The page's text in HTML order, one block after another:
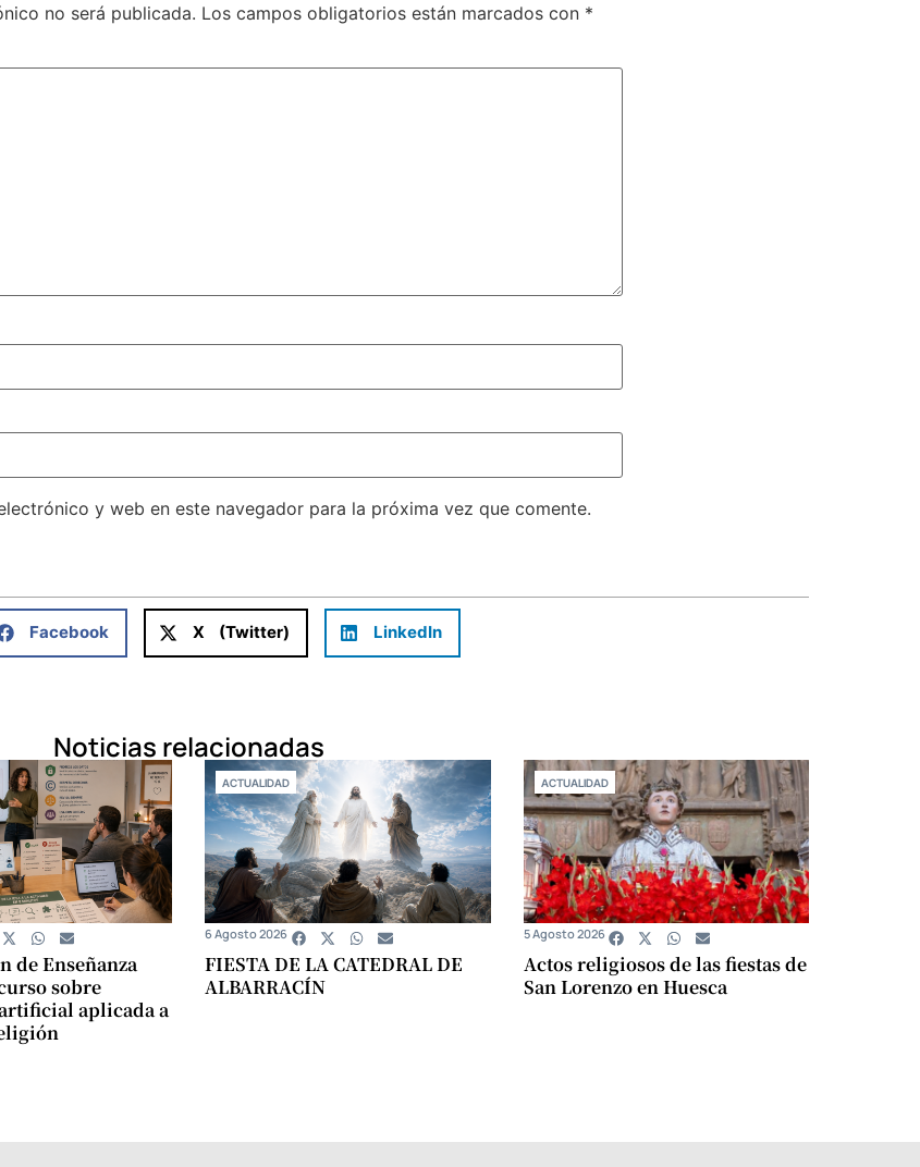
no será publicada. Los campos obligatorios están marcados con *
y web en este navegador para la próxima vez que comente.
Facebook X (Twitter) LinkedIn
Noticias relacionadas
de Enseñanza
sobre
aplicada a
ACTUALIDAD
FIESTA DE LA CATEDRAL DE
ALBARRACÍN
6 Agosto 2026
ACTUALIDAD
Actos religiosos de las fiestas de
San Lorenzo en Huesca
5 Agosto 2026